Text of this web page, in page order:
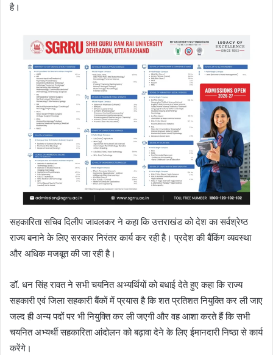
है।
सहकारिता सचिव दिलीप जावलकर ने कहा कि उत्तराखंड को देश का सर्वश्रेष्ठ
राज्य बनाने के लिए सरकार निरंतर कार्य कर रही है। प्रदेश की बैंकिंग व्यवस्था
और अधिक मजबूत की जा रही है।
डॉ. धन सिंह रावत ने सभी चयनित अभ्यर्थियों को बधाई देते हुए कहा कि राज्य
सहकारी एवं जिला सहकारी बैंकों में प्रयास है कि शत प्रतिशत नियुक्ति कर ली जाए
जल्द ही अन्य पदों पर भी नियुक्ति कर ली जएगी और वह आशा करते हैं कि सभी
चयनित अभ्यर्थी सहकारिता आंदोलन को बढ़ावा देने के लिए ईमानदारी निष्ठा से कार्य
करेंगे।